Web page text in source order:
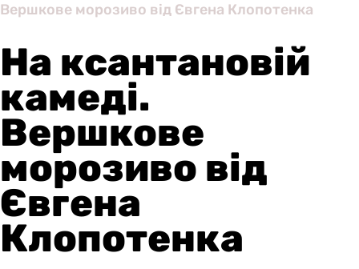
Вершкове морозиво від Євгена Клопотенка
На ксантановій
камеді.
Вершкове
морозиво від
Євгена
Клопотенка